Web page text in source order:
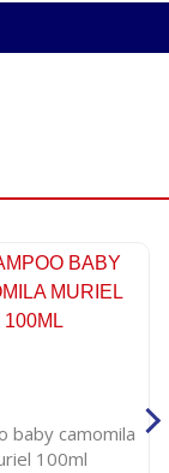
baby camomila
100ml